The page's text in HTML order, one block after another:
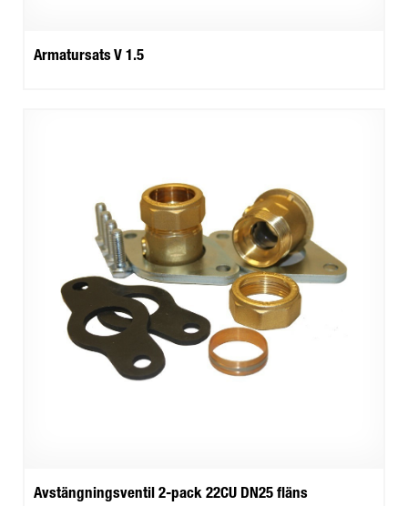
Armatursats V 1.5
Avstängningsventil 2-pack 22CU DN25 fläns